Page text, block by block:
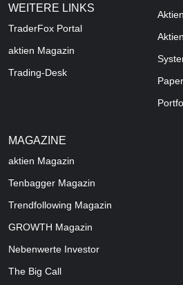
WEITERE LINKS
TraderFox Portal
aktien Magazin
Trading-Desk
MAGAZINE
aktien Magazin
Tenbagger Magazin
Trendfollowing Magazin
GROWTH Magazin
Nebenwerte Investor
The Big Call